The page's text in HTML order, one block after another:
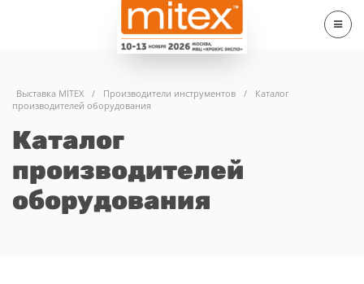
Выставка MITEX / Производители инструментов /
Каталог
производителей оборудования
Каталог
производителей
оборудования